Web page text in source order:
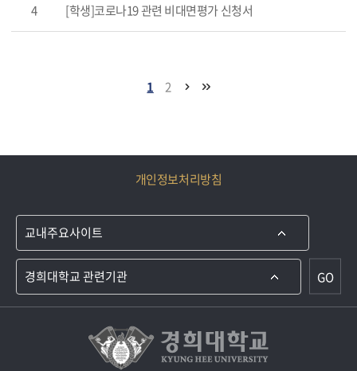
4 [학생]코로나19 관련 비대면평가 신청서
1 2
개인정보처리방침
GO